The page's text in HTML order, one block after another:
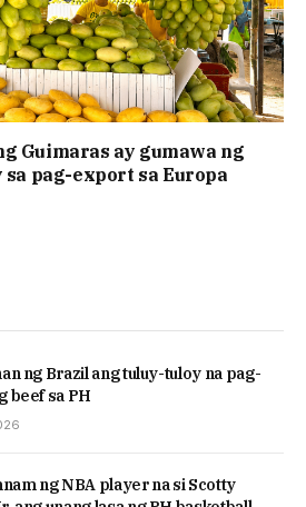
Guimaras ay gumawa ng
pag-export sa Europa
ng Brazil ang tuluy-tuloy na pag-
beef sa PH
ng NBA player na si Scotty